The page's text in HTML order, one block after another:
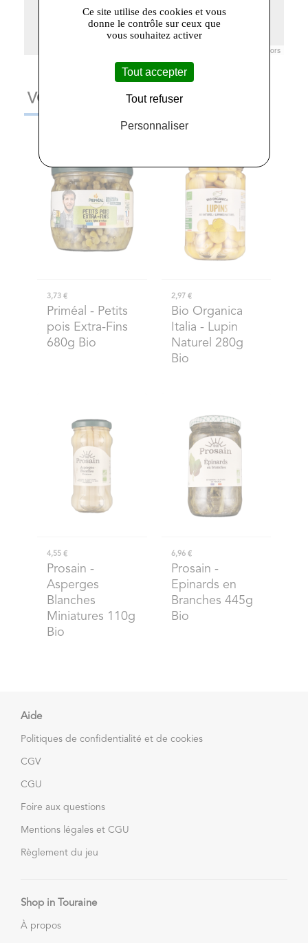
contributors
VOUS AIMEREZ AUSSI
3,73 €
Priméal - Petits
pois Extra-Fins
680g Bio
2,97 €
Bio Organica
Italia - Lupin
Naturel 280g
Bio
4,55 €
Prosain -
Asperges
Blanches
Miniatures 110g
Bio
6,96 €
Prosain -
Epinards en
Branches 445g
Bio
Aide
Politiques de confidentialité et de cookies
CGV
CGU
Foire aux questions
Mentions légales et CGU
Règlement du jeu
Shop in Touraine
À propos
Ce site utilise des cookies et vous
donne le contrôle sur ceux que
vous souhaitez activer
Tout accepter
Tout refuser
Personnaliser